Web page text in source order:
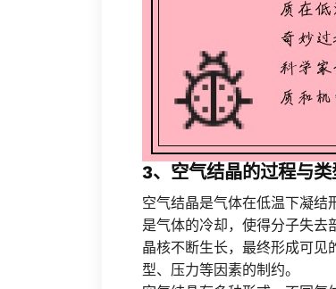
3、空气结晶的过程与类
空气结晶是气体在低温下凝结
是气体的冷却，使得分子失去
晶核不断生长，最终形成可见
型、压力等因素的制约。